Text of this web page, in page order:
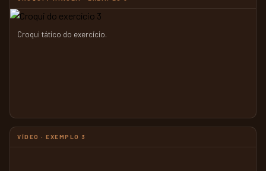
Croqui tático do exercício.
VÍDEO · EXEMPLO 3